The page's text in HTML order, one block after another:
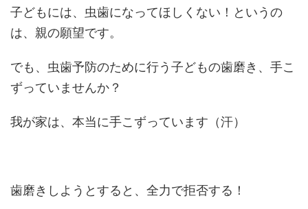
子どもには、虫歯になってほしくない！というの
は、親の願望です。
でも、虫歯予防のために行う子どもの歯磨き、手こ
ずっていませんか？
我が家は、本当に手こずっています（汗）
歯磨きしようとすると、全力で拒否する！